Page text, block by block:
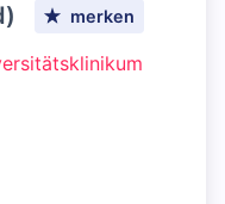
merken